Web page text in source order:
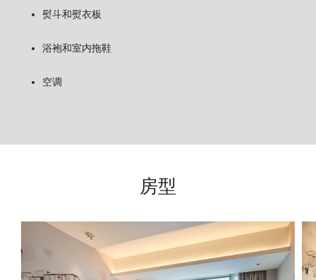
熨斗和熨衣板
浴袍和室内拖鞋
空调
房型